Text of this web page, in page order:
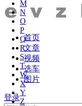
首页
文章
视频
选车
图片
登录
M
N
O
P
Q
R
S
T
W
X
Y
Z